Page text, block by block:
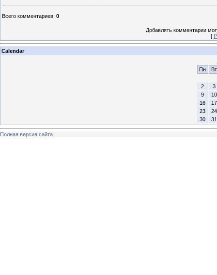
Всего комментариев: 0
Добавлять комментарии
[
Calendar
Пн
Вт
2
3
9
10
16
17
23
24
30
31
Полная версия сайта